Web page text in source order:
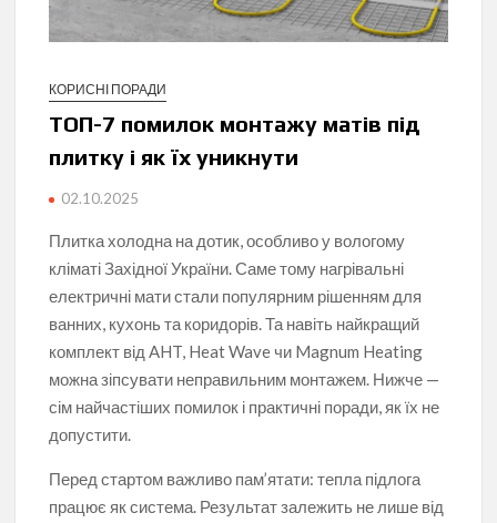
КОРИСНІ ПОРАДИ
ТОП-7 помилок монтажу матів під
плитку і як їх уникнути
02.10.2025
Плитка холодна на дотик, особливо у вологому
кліматі Західної України. Саме тому нагрівальні
електричні мати стали популярним рішенням для
ванних, кухонь та коридорів. Та навіть найкращий
комплект від AHT, Heat Wave чи Magnum Heating
можна зіпсувати неправильним монтажем. Нижче —
сім найчастіших помилок і практичні поради, як їх не
допустити.
Перед стартом важливо пам’ятати: тепла підлога
працює як система. Результат залежить не лише від